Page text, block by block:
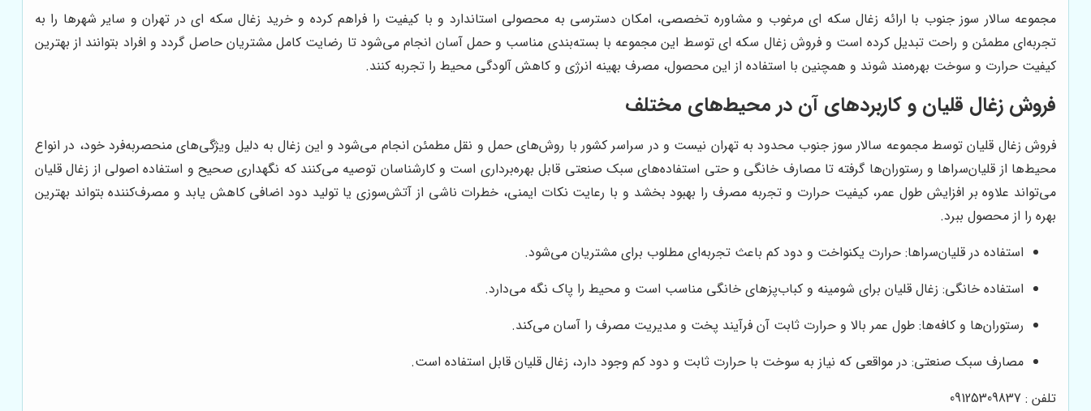
مجموعه سالار سوز جنوب با ارائه زغال سکه ای مرغوب و مشاوره تخصصی، امکان دسترسی به محصولی استاندارد و با کیفیت را فراهم کرده و خرید زغال سکه ای در تهران و سایر شهرها را به
تجربه‌ای مطمئن و راحت تبدیل کرده است و فروش زغال سکه ای توسط این مجموعه با بسته‌بندی مناسب و حمل آسان انجام می‌شود تا رضایت کامل مشتریان حاصل گردد و افراد بتوانند از بهترین
کیفیت حرارت و سوخت بهره‌مند شوند و همچنین با استفاده از این محصول، مصرف بهینه انرژی و کاهش آلودگی محیط را تجربه کنند.
فروش زغال قلیان و کاربردهای آن در محیط‌های مختلف
فروش زغال قلیان توسط مجموعه سالار سوز جنوب محدود به تهران نیست و در سراسر کشور با روش‌های حمل و نقل مطمئن انجام می‌شود و این زغال به دلیل ویژگی‌های منحصربه‌فرد خود، در انواع
محیط‌ها از قلیان‌سراها و رستوران‌ها گرفته تا مصارف خانگی و حتی استفاده‌های سبک صنعتی قابل بهره‌برداری است و کارشناسان توصیه می‌کنند که نگهداری صحیح و استفاده اصولی از زغال قلیان
می‌تواند علاوه بر افزایش طول عمر، کیفیت حرارت و تجربه مصرف را بهبود بخشد و با رعایت نکات ایمنی، خطرات ناشی از آتش‌سوزی یا تولید دود اضافی کاهش یابد و مصرف‌کننده بتواند بهترین
بهره را از محصول ببرد.
استفاده در قلیان‌سراها: حرارت یکنواخت و دود کم باعث تجربه‌ای مطلوب برای مشتریان می‌شود.
استفاده خانگی: زغال قلیان برای شومینه و کباب‌پزهای خانگی مناسب است و محیط را پاک نگه می‌دارد.
رستوران‌ها و کافه‌ها: طول عمر بالا و حرارت ثابت آن فرآیند پخت و مدیریت مصرف را آسان می‌کند.
مصارف سبک صنعتی: در مواقعی که نیاز به سوخت با حرارت ثابت و دود کم وجود دارد، زغال قلیان قابل استفاده است.
تلفن : 09125309837